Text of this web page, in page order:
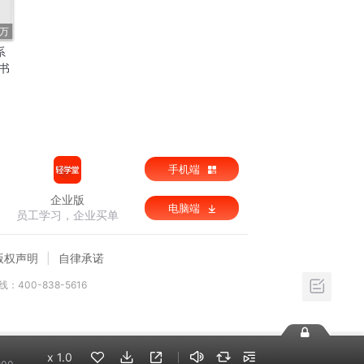
x 1.0
企业版
员工学习，企业买单
手机端
电脑端
权声明 自律承诺
：400-838-5616